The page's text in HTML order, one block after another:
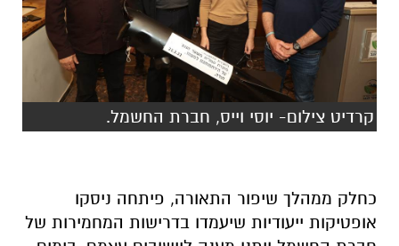
קרדיט צילום- יוסי וייס, חברת החשמל.
כחלק ממהלך שיפור התאורה, פיתחה ניסקו
אופטיקות ייעודיות שיעמדו בדרישות המחמירות של